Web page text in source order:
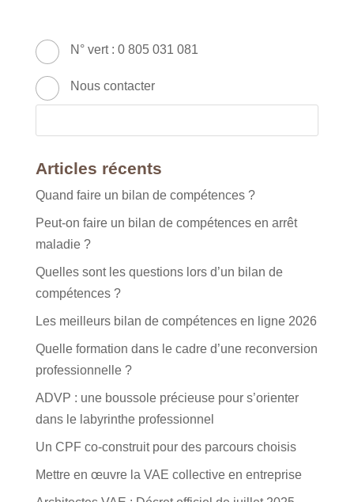
N° vert : 0 805 031 081
Nous contacter
Articles récents
Quand faire un bilan de compétences ?
Peut-on faire un bilan de compétences en arrêt
maladie ?
Quelles sont les questions lors d’un bilan de
compétences ?
Les meilleurs bilan de compétences en ligne 2026
Quelle formation dans le cadre d’une reconversion
professionnelle ?
ADVP : une boussole précieuse pour s’orienter
dans le labyrinthe professionnel
Un CPF co-construit pour des parcours choisis
Mettre en œuvre la VAE collective en entreprise